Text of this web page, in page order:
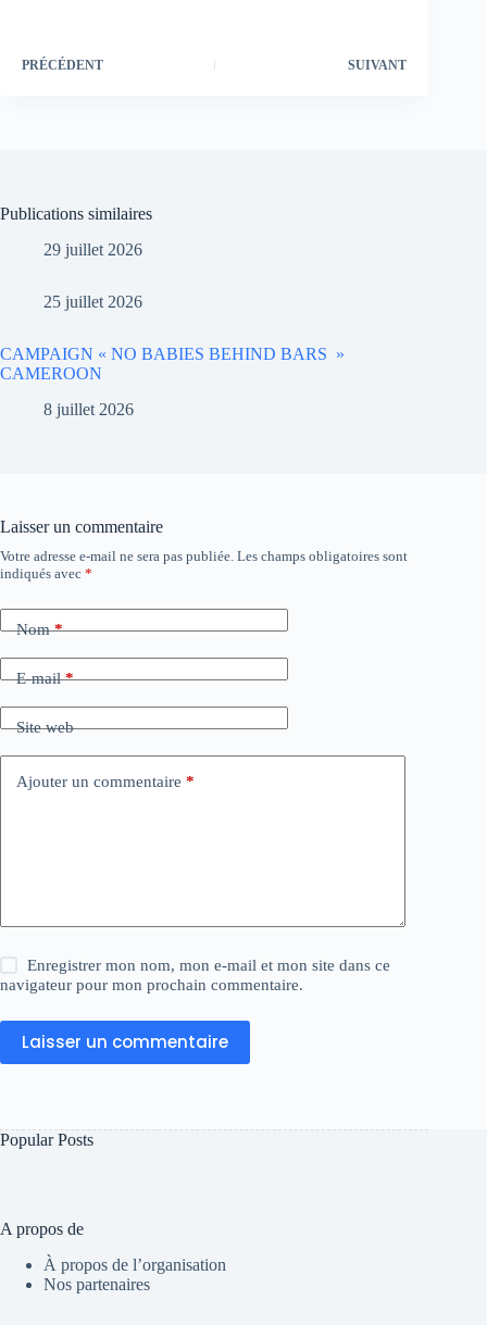
PRÉCÉDENT SUIVANT
Publications similaires
29 juillet 2026
25 juillet 2026
CAMPAIGN « NO BABIES BEHIND BARS »
CAMEROON
8 juillet 2026
Laisser un commentaire
Votre adresse e-mail ne sera pas publiée. Les champs obligatoires sont
indiqués avec *
Nom*
E-mail*
Site web
Ajouter un commentaire *
Enregistrer mon nom, mon e-mail et mon site dans ce
navigateur pour mon prochain commentaire.
Laisser un commentaire
Popular Posts
A propos de
À propos de l’organisation
Nos partenaires